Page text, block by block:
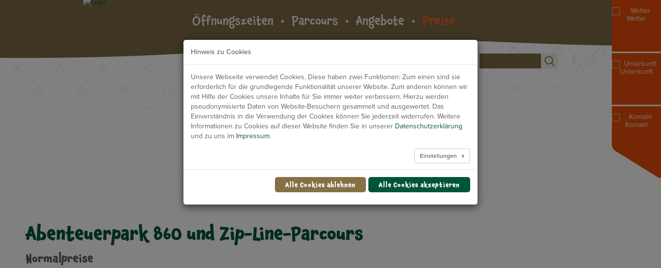
Öffnungszeiten Parcours Angebote Preise Wetter
Unterkunft
Kontakt
Preise
Abenteuerpark 860 und Zip-Line-Parcours
Normalpreise
Hinweis zu Cookies
Unsere Webseite verwendet Cookies. Diese haben zwei Funktionen: Zum einen sind sie
erforderlich für die grundlegende Funktionalität unserer Website. Zum anderen können wir
mit Hilfe der Cookies unsere Inhalte für Sie immer weiter verbessern. Hierzu werden
pseudonymisierte Daten von Website-Besuchern gesammelt und ausgewertet. Das
Einverständnis in die Verwendung der Cookies können Sie jederzeit widerrufen. Weitere
Informationen zu Cookies auf dieser Website finden Sie in unserer Datenschutzerklärung
und zu uns im Impressum.
Einstellungen
Alle Cookies ablehnen Alle Cookies akzeptieren